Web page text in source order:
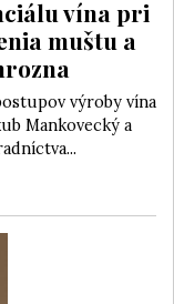
vína pri
muštu a
výroby vína
Mankovecký a